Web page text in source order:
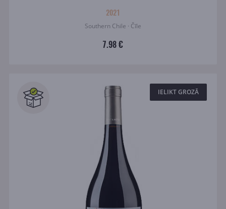
2021
Southern Chile · Čīle
7.98 €
IELIKT GROZĀ